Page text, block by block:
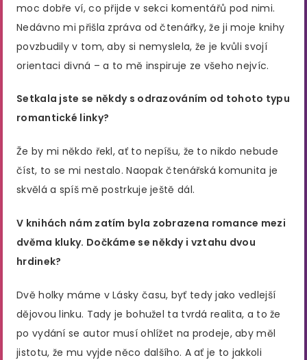
moc dobře ví, co přijde v sekci komentářů pod nimi.
Nedávno mi přišla zpráva od čtenářky, že ji moje knihy
povzbudily v tom, aby si nemyslela, že je kvůli svojí
orientaci divná – a to mě inspiruje ze všeho nejvíc.
Setkala jste se někdy s odrazováním od tohoto typu
romantické linky?
Že by mi někdo řekl, ať to nepíšu, že to nikdo nebude
číst, to se mi nestalo. Naopak čtenářská komunita je
skvělá a spíš mě postrkuje ještě dál.
V knihách nám zatím byla zobrazena romance mezi
dvěma kluky. Dočkáme se někdy i vztahu dvou
hrdinek?
Dvě holky máme v Lásky času, byť tedy jako vedlejší
dějovou linku. Tady je bohužel ta tvrdá realita, a to že
po vydání se autor musí ohlížet na prodeje, aby měl
jistotu, že mu vyjde něco dalšího. A ať je to jakkoli